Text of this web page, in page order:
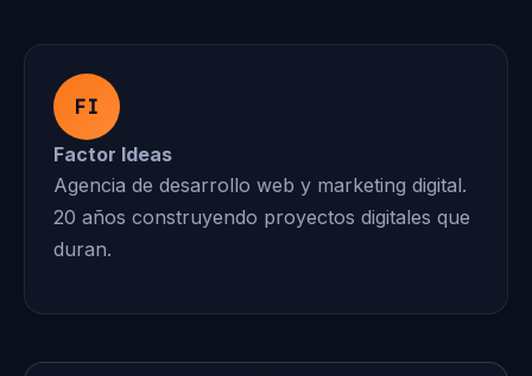
FI
Factor Ideas
Agencia de desarrollo web y marketing digital.
20 años construyendo proyectos digitales que
duran.